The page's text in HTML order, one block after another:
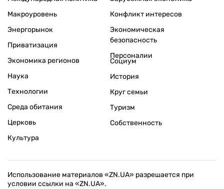
Макроуровень
Энергорынок
Приватизация
Экономика регионов
Конфликт интересов
Экономическая
безопасность
Персоналии
Наука
Технологии
Среда обитания
Церковь
Культура
Социум
История
Круг семьи
Туризм
Собственность
Использование материалов «ZN.UA» разрешается при
условии ссылки на «ZN.UA».